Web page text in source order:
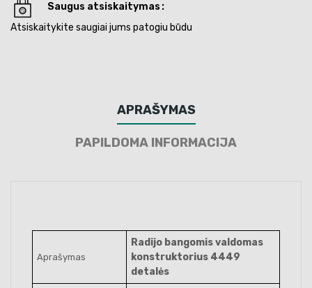
Saugus atsiskaitymas
Atsiskaitykite saugiai jums patogiu būdu
APRAŠYMAS
PAPILDOMA INFORMACIJA
Aprašymas
Radijo bangomis valdomas
konstruktorius 4449
detalės